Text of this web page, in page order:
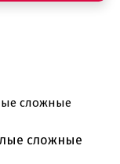
сложные